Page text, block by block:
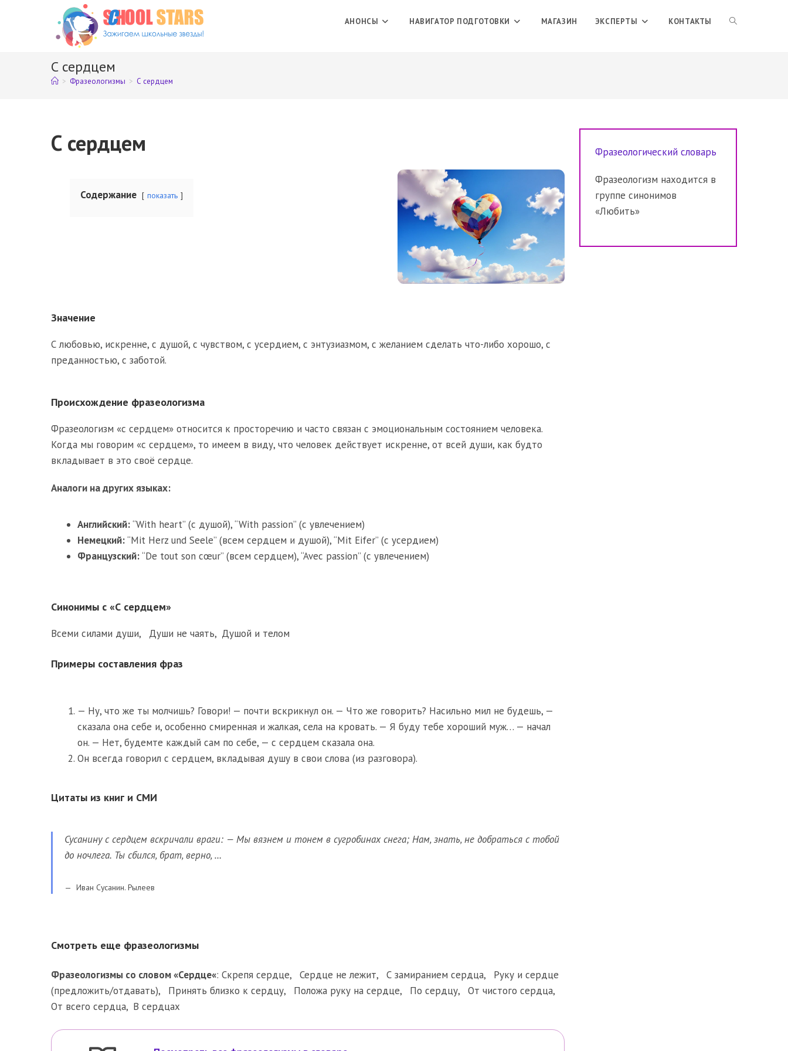
АНОНСЫ НАВИГАТОР ПОДГОТОВКИ МАГАЗИН ЭКСПЕРТЫ КОНТАКТЫ ПЕРЕКЛЮЧИТЬ
С сердцем
> Фразеологизмы > С сердцем
С сердцем
Содержание показать
Значение
С любовью, искренне, с душой, с чувством, с усердием, с энтузиазмом, с желанием сделать что-либо хорошо, с
преданностью, с заботой.
Происхождение фразеологизма
Фразеологизм «с сердцем» относится к просторечию и часто связан с эмоциональным состоянием человека.
Когда мы говорим «с сердцем», то имеем в виду, что человек действует искренне, от всей души, как будто
вкладывает в это своё сердце.
Аналоги на других языках:
Английский:“With heart” (с душой), “With passion” (с увлечением)
Немецкий:“Mit Herz und Seele” (всем сердцем и душой), “Mit Eifer” (с усердием)
Французский:“De tout son cœur” (всем сердцем), “Avec passion” (с увлечением)
Синонимы с «С сердцем»
Всеми силами души, Души не чаять, Душой и телом
Примеры составления фраз
— Ну, что же ты молчишь? Говори! — почти вскрикнул он. — Что же говорить? Насильно мил не будешь, —
сказала она себе и, особенно смиренная и жалкая, села на кровать. — Я буду тебе хороший муж… — начал
он. — Нет, будемте каждый сам по себе, — с сердцем сказала она.
Он всегда говорил с сердцем, вкладывая душу в свои слова (из разговора).
Цитаты из книг и СМИ
Сусанину с сердцем вскричали враги: — Мы вязнем и тонем в сугробинах снега; Нам, знать, не добраться с тобой
до ночлега. Ты сбился, брат, верно, …
Иван Сусанин. Рылеев
Смотреть еще фразеологизмы
Фразеологизмы со словом «Сердце«: Скрепя сердце, Сердце не лежит, С замиранием сердца, Руку и сердце
(предложить/отдавать), Принять близко к сердцу, Положа руку на сердце, По сердцу, От чистого сердца,
От всего сердца, В сердцах
Фразеологический словарь
Фразеологизм находится в
группе синонимов
«Любить»